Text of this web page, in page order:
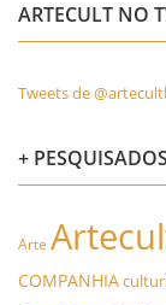
ARTECULT NO
Tweets de
+ PESQUISADOS
Arte
COMPANHIA